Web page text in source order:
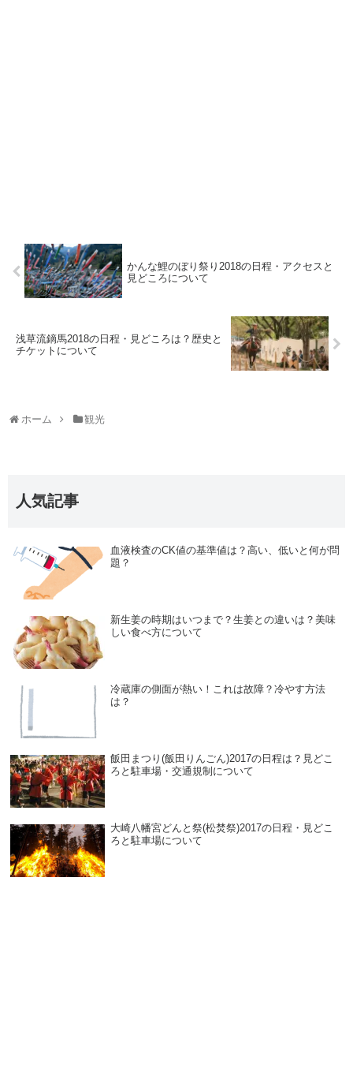
かんな鯉のぼり祭り2018の日程・アクセスと
見どころについて
浅草流鏑馬2018の日程・見どころは？歴史と
チケットについて
ホーム 観光
人気記事
血液検査のCK値の基準値は？高い、低いと何が問
題？
新生姜の時期はいつまで？生姜との違いは？美味
しい食べ方について
冷蔵庫の側面が熱い！これは故障？冷やす方法
は？
飯田まつり(飯田りんごん)2017の日程は？見どこ
ろと駐車場・交通規制について
大崎八幡宮どんと祭(松焚祭)2017の日程・見どこ
ろと駐車場について